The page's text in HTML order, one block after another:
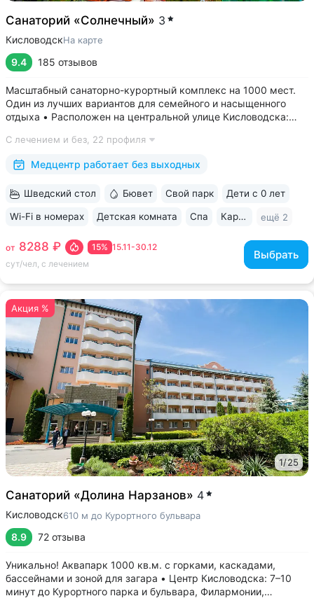
Санаторий «Солнечный» 3
КисловодскНа карте
9.4 185 отзывов
Масштабный санаторно-курортный комплекс на 1000 мест.
Один из лучших вариантов для семейного и насыщенного
отдыха • Расположен на центральной улице Кисловодска:
за 15 минут • Бесплатный трансфер до Курортного парка
и основных достопримечательностей...
С лечением и без, 22 профиля
Медцентр работает без выходных
15.11-30.12
15%
от 8288 ₽
сут/чел, с лечением
Выбрать
Шведский стол Бювет Свой парк Дети с 0 лет
Wi-Fi в номерах Детская комната Спа Караоке ещё 2
Акция %
1/25
Санаторий «Долина Нарзанов» 4
Кисловодск610 м до Курортного бульвара
8.9 72 отзыва
Уникально! Аквапарк 1000 кв.м. с горками, каскадами,
бассейнами и зоной для загара • Центр Кисловодска: 7–10
минут до Курортного парка и бульвара, Филармонии,